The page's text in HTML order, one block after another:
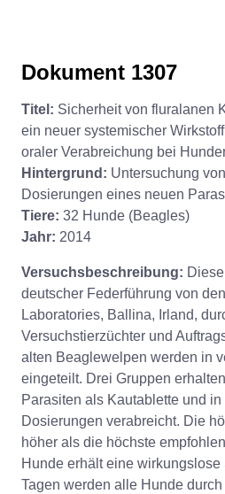
Dokument 1307
Titel: Sicherheit von fluralanen
ein neuer systemischer
oraler Verabreichung bei
Hintergrund: Untersuchung
Dosierungen eines neuen
Tiere: 32 Hunde (Beagles)
Jahr: 2014
Versuchsbeschreibung:
deutscher Federführung von
Laboratories, Ballina, Irland,
Versuchstierzüchter und
alten Beaglewelpen werden in
eingeteilt. Drei Gruppen
Parasiten als Kautablette und
Dosierungen verabreicht. Die
höher als die höchste
Hunde erhält eine
Tagen werden alle Hunde